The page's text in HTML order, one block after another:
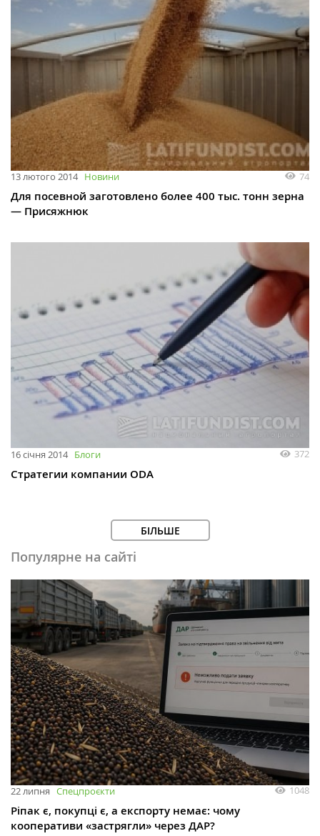
13 лютого 2014 Новини 74
Для посевной заготовлено более 400 тыс. тонн зерна
— Присяжнюк
16 січня 2014 Блоги 372
Стратегии компании ODA
БІЛЬШЕ
Популярне на сайті
22 липня Спецпроєкти 1048
Ріпак є, покупці є, а експорту немає: чому
кооперативи «застрягли» через ДАР?